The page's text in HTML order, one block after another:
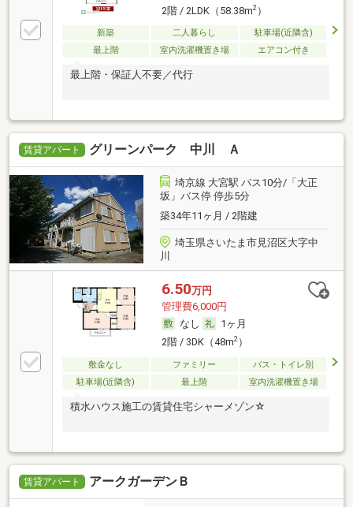
2階 / 2LDK（58.38m2）
新築 二人暮らし
駐車場(近隣含)
最上階
室内洗濯機置き場 エアコン付き
最上階・保証人不要／代行
賃貸アパート グリーンパーク 中川 Ａ
埼京線 大宮駅 バス10分/「大正
坂」バス停 停歩5分
築34年11ヶ月 / 2階建
埼玉県さいたま市見沼区大字中
川
6.50万円
管理費6,000円
なし
1ヶ月
2階 / 3DK（48m2）
敷金なし ファミリー
バス・トイレ別
駐車場(近隣含)
最上階 室内洗濯機置き場
積水ハウス施工の賃貸住宅シャーメゾン☆
賃貸アパート アークガーデンＢ